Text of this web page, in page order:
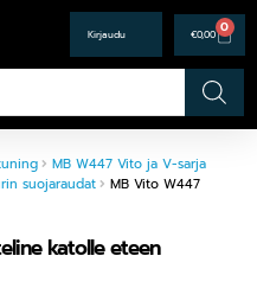
€0,00 0
MB W447 Vito ja V-sarja
suojaraudat
MB Vito W447
katolle eteen